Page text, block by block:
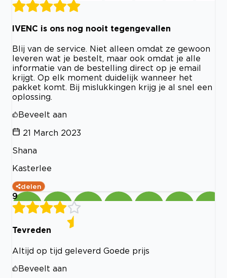
IVENC is ons nog nooit tegengevallen
Blij van de service. Niet alleen omdat ze gewoon
leveren wat je bestelt, maar ook omdat je alle
informatie van de bestelling direct op je email
krijgt. Op elk moment duidelijk wanneer het
pakket komt. Bij mislukkingen krijg je al snel een
oplossing.
Beveelt aan
21 March 2023
Shana
Kasterlee
delen
9
Tevreden
Altijd op tijd geleverd Goede prijs
Beveelt aan